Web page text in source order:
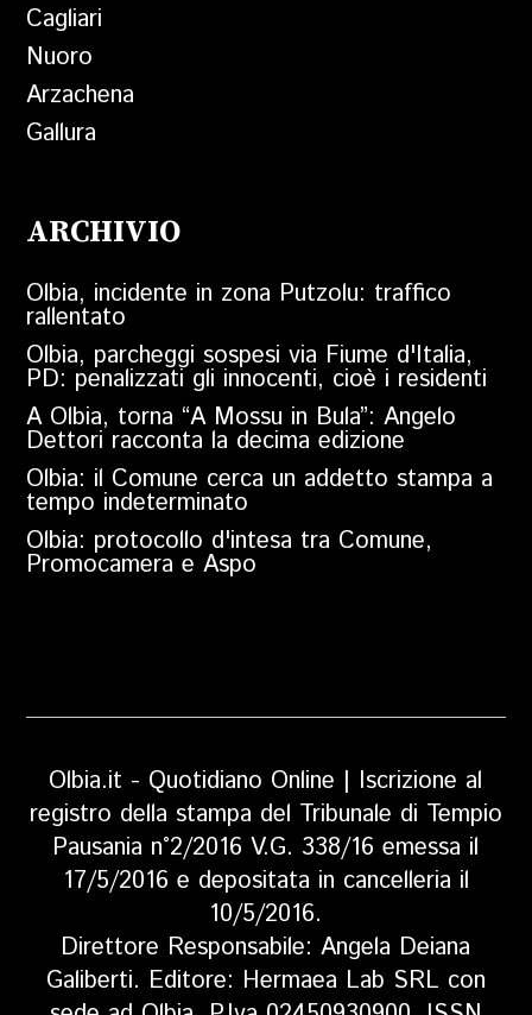
Cagliari
Nuoro
Arzachena
Gallura
ARCHIVIO
Olbia, incidente in zona Putzolu: traffico
rallentato
Olbia, parcheggi sospesi via Fiume d'Italia,
PD: penalizzati gli innocenti, cioè i residenti
A Olbia, torna “A Mossu in Bula”: Angelo
Dettori racconta la decima edizione
Olbia: il Comune cerca un addetto stampa a
tempo indeterminato
Olbia: protocollo d'intesa tra Comune,
Promocamera e Aspo
Olbia.it - Quotidiano Online | Iscrizione al
registro della stampa del Tribunale di Tempio
Pausania n°2/2016 V.G. 338/16 emessa il
17/5/2016 e depositata in cancelleria il
10/5/2016.
Direttore Responsabile: Angela Deiana
Galiberti. Editore: Hermaea Lab SRL con